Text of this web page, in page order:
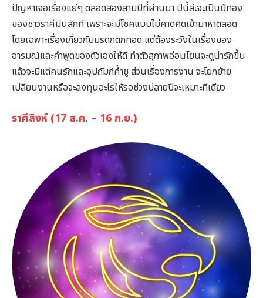
ปัญหาเจอเรื่องแย่ๆ ตลอดสองสามปีที่ผ่านมา ปีนี้ล่ะจะเป็นปีทอง
ของชาวราศีมีนสักที เพราะจะมีโชคแบบไม่คาดคิดเข้ามาหาตลอด
โดยเฉพาะเรื่องเกี่ยวกับมรดกตกทอด แต่ต้องระวังในเรื่องของ
อารมณ์และคำพูดของตัวเองให้ดี ทำตัวสุภาพอ่อนโยนจะดูน่ารักขึ้น
แล้วจะมีแต่คนรักและอุปถัมภ์ค้ำชู ส่วนเรื่องการงาน จะโยกย้าย
เปลี่ยนงานหรือจะลงทุนอะไรให้รอช่วงปลายปีจะเหมาะทีเดียว
ราศีสิงห์ (17 ส.ค. – 16 ก.ย.)